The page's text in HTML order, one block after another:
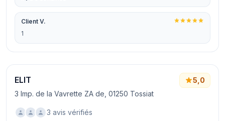
Client V.
1
ELIT
3 Imp. de la Vavrette ZA de, 01250 Tossiat
5,0
3 avis vérifiés